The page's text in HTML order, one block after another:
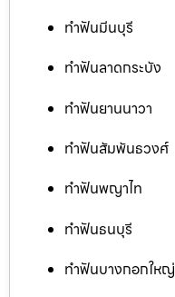
ทำฟันมีนบุรี
ทำฟันลาดกระบัง
ทำฟันยานนาวา
ทำฟันสัมพันธวงศ์
ทำฟันพญาไท
ทำฟันธนบุรี
ทำฟันบางกอกใหญ่